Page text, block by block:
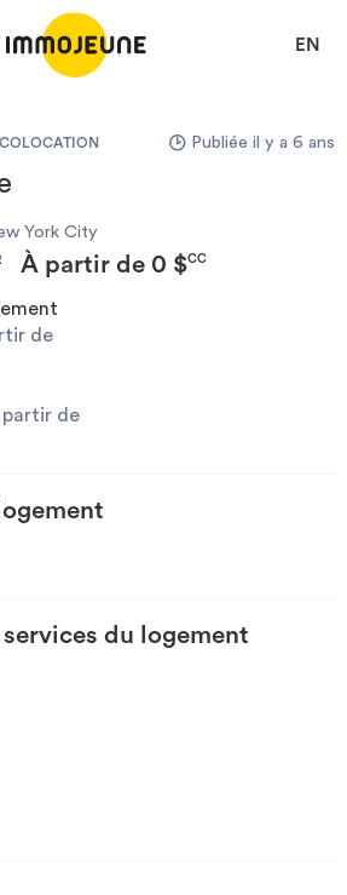
EN
UNE ANNONCE
COLOCATION Publiée il y a 6 ans
York City
À partir de 0 $CC
de
partir de
du logement